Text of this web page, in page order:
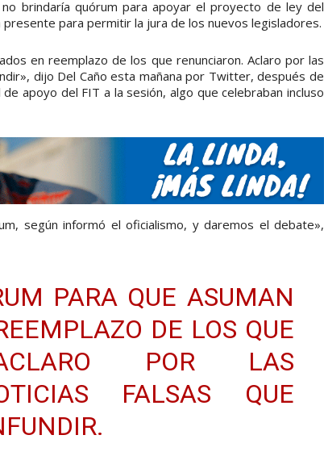
brindaría quórum para apoyar el proyecto de ley del
para permitir la jura de los nuevos legisladores.
en reemplazo de los que renunciaron. Aclaro por las
dijo Del Caño esta mañana por Twitter, después de
apoyo del FIT a la sesión, algo que celebraban incluso
según informó el oficialismo, y daremos el debate»,
PARA QUE ASUMAN
DE LOS QUE
POR LAS
FALSAS QUE